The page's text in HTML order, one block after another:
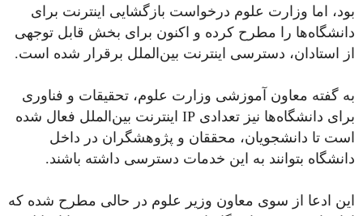
بود، اما وزارت علوم درخواست بازگشایی اینترنت برای
دانشگاه‌ها را مطرح کرده و اکنون برای بخش قابل توجهی
از استادان، دسترسی اینترنت بین‌الملل برقرار شده است.
به گفته معاون آموزشی وزارت علوم، تحقیقات و فناوری
برای دانشگاه‌ها نیز تعدادی IP اینترنت بین‌الملل فعال شده
است تا دانشجویان، محققان و پژوهشگران در داخل
دانشگاه بتوانند به این خدمات دسترسی داشته باشند.
این ادعا از سوی معاون وزیر علوم در حالی مطرح شده که